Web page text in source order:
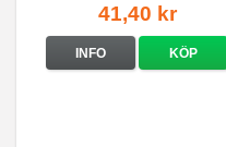
41,40 kr
INFO KÖP